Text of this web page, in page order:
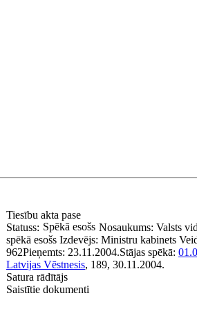
Tiesību akta pase
Nosaukums: Valsts
Statuss: Spēkā esošs
spēkā esošs Izdevējs: Ministru kabinets
962Pieņemts: 23.11.2004.Stājas spēkā:
Latvijas Vēstnesis, 189, 30.11.2004.
Satura rādītājs
Saistītie dokumenti